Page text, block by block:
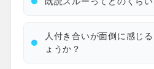
人付き合いが面倒に感じ
ょうか？